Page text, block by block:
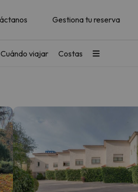
Gestiona tu reserva
Cuándo viajar Costas